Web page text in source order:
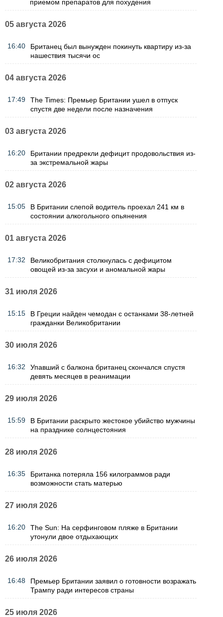
приемом препаратов для похудения
05 августа 2026
16:40
Британец был вынужден покинуть квартиру из-за
нашествия тысячи ос
04 августа 2026
17:49
The Times: Премьер Британии ушел в отпуск
спустя две недели после назначения
03 августа 2026
16:20
Британии предрекли дефицит продовольствия из-
за экстремальной жары
02 августа 2026
15:05
В Британии слепой водитель проехал 241 км в
состоянии алкогольного опьянения
01 августа 2026
17:32
Великобритания столкнулась с дефицитом
овощей из-за засухи и аномальной жары
31 июля 2026
15:15
В Греции найден чемодан с останками 38-летней
гражданки Великобритании
30 июля 2026
16:32
Упавший с балкона британец скончался спустя
девять месяцев в реанимации
29 июля 2026
15:59
В Британии раскрыто жестокое убийство мужчины
на празднике солнцестояния
28 июля 2026
16:35
Британка потеряла 156 килограммов ради
возможности стать матерью
27 июля 2026
16:20
The Sun: На серфинговом пляже в Британии
утонули двое отдыхающих
26 июля 2026
16:48
Премьер Британии заявил о готовности возражать
Трампу ради интересов страны
25 июля 2026